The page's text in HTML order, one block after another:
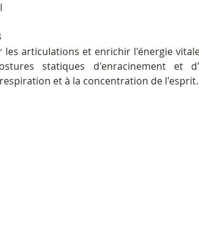
les articulations et enrichir l'énergie
statiques d'enracinement et
et à la concentration de l'esprit.